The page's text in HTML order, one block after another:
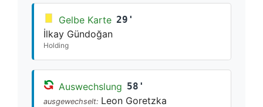
Gelbe Karte 29'
İlkay Gündoğan
Holding
Auswechslung 58'
ausgewechselt: Leon Goretzka